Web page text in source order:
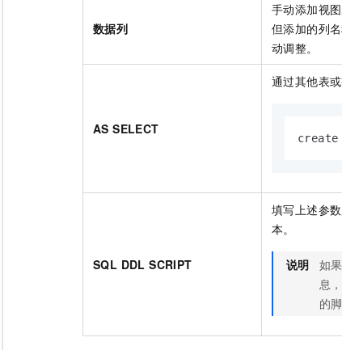
数据列
手动添加视
但添加的列
动调整。
AS SELECT
通过其他表
SQL DDL SCRIPT
填写上述参
本。
说明 如
息
的